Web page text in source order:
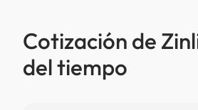
Cotización de
del tiempo